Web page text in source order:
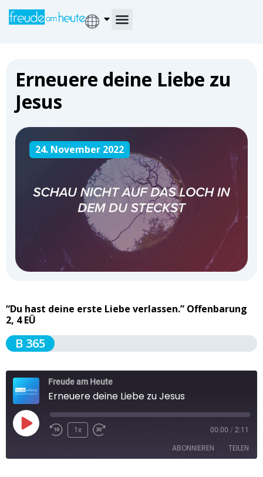
Erneuere deine Liebe zu
Jesus
24. November 2022
“Du hast deine erste Liebe verlassen.” Offenbarung
2, 4 EÜ
B 365
Freude am Heute
Erneuere deine Liebe zu Jesus
1x 00:00 / 2:11
ABONNIEREN TEILEN